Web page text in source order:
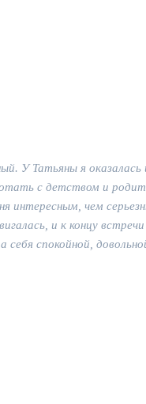
У Татьяны я
с детством и
интересным, чем
и к концу
себя спокойной,